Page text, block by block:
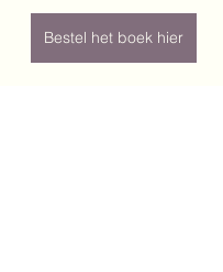
Bestel het boek hier